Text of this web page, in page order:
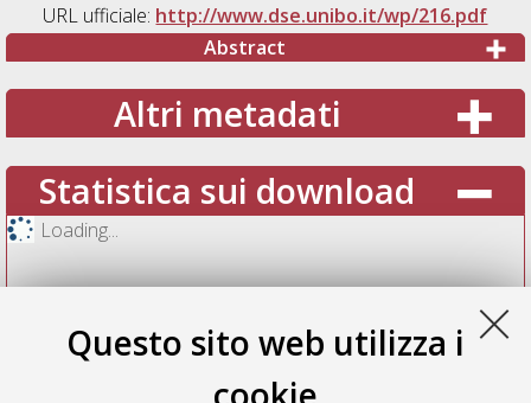
Questo sito web utilizza i
URL ufficiale: http://www.dse.unibo.it/wp/216.pdf
Abstract
Altri metadati
Statistica sui download
Loading...